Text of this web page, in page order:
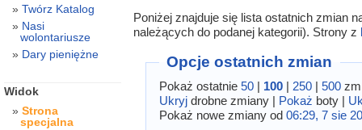
Poniżej znajduje się lista ostatnich zmian
należących do podanej kategorii). Strony z
Opcje ostatnich zmian
Pokaż ostatnie 50| 100| 250| 500
Ukryjdrobne zmiany | Pokaż boty |
Pokaż nowe zmiany od 06:29, 7 sie
Twórz Katalog
Nasi
wolontariusze
Dary pieniężne
Widok
Strona
specjalna